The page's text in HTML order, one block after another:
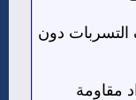
التسربات دون
مقاومة